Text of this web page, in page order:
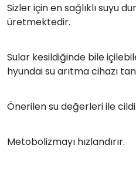
Sizler için en sağlıklı suyu
üretmektedir.
Sular kesildiğinde bile
hyundai su arıtma cihazı
Önerilen su değerleri ile
Metobolizmayı hızlandırır.